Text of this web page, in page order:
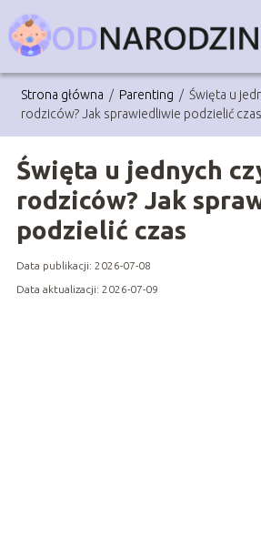
Strona główna / Parenting / Święta u
rodziców? Jak sprawiedliwie podzielić czas
Święta u jednych
rodziców? Jak
podzielić czas
Data publikacji: 2026-07-08
Data aktualizacji: 2026-07-09